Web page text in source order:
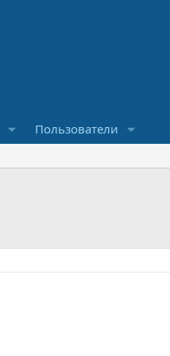
Пользователи